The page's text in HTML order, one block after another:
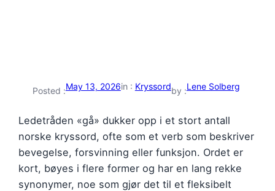
Posted :May 13, 2026in : Kryssordby :Lene Solberg
Ledetråden «gå» dukker opp i et stort antall
norske kryssord, ofte som et verb som beskriver
bevegelse, forsvinning eller funksjon. Ordet er
kort, bøyes i flere former og har en lang rekke
synonymer, noe som gjør det til et fleksibelt